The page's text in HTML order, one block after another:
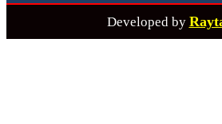
Developed by